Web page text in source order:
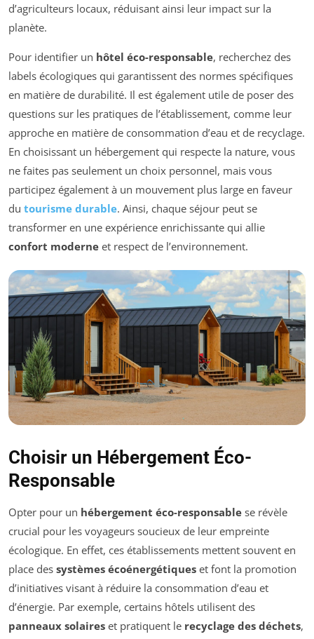
d’agriculteurs locaux, réduisant ainsi leur impact sur la
planète.
Pour identifier un hôtel éco-responsable, recherchez des
labels écologiques qui garantissent des normes spécifiques
en matière de durabilité. Il est également utile de poser des
questions sur les pratiques de l’établissement, comme leur
approche en matière de consommation d’eau et de recyclage.
En choisissant un hébergement qui respecte la nature, vous
ne faites pas seulement un choix personnel, mais vous
participez également à un mouvement plus large en faveur
du tourisme durable. Ainsi, chaque séjour peut se
transformer en une expérience enrichissante qui allie
confort moderne et respect de l’environnement.
Choisir un Hébergement Éco-
Responsable
Opter pour un hébergement éco-responsable se révèle
crucial pour les voyageurs soucieux de leur empreinte
écologique. En effet, ces établissements mettent souvent en
place des systèmes écoénergétiques et font la promotion
d’initiatives visant à réduire la consommation d’eau et
d’énergie. Par exemple, certains hôtels utilisent des
panneaux solaires et pratiquent le recyclage des déchets,